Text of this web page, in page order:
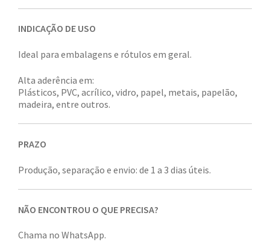
INDICAÇÃO DE USO
Ideal para embalagens e rótulos em geral.
Alta aderência em:
Plásticos, PVC, acrílico, vidro, papel, metais, papelão,
madeira, entre outros.
PRAZO
Produção, separação e envio: de 1 a 3 dias úteis.
NÃO ENCONTROU O QUE PRECISA?
Chama no WhatsApp.